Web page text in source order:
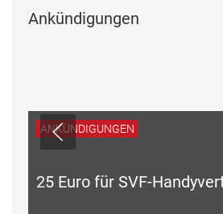
Ankündigungen
ANKÜNDIGUNGEN
25 Euro für SVF-